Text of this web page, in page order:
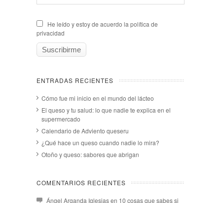
He leído y estoy de acuerdo la política de
privacidad
ENTRADAS RECIENTES
Cómo fue mi inicio en el mundo del lácteo
El queso y tu salud: lo que nadie te explica en el
supermercado
Calendario de Adviento queseru
¿Qué hace un queso cuando nadie lo mira?
Otoño y queso: sabores que abrigan
COMENTARIOS RECIENTES
Ángel Arganda Iglesiasen 10 cosas que sabes si